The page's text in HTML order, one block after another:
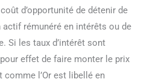
d’opportunité de détenir de
actif rémunéré en intérêts ou de
Si les taux d’intérêt sont
effet de faire monter le prix
comme l’Or est libellé en